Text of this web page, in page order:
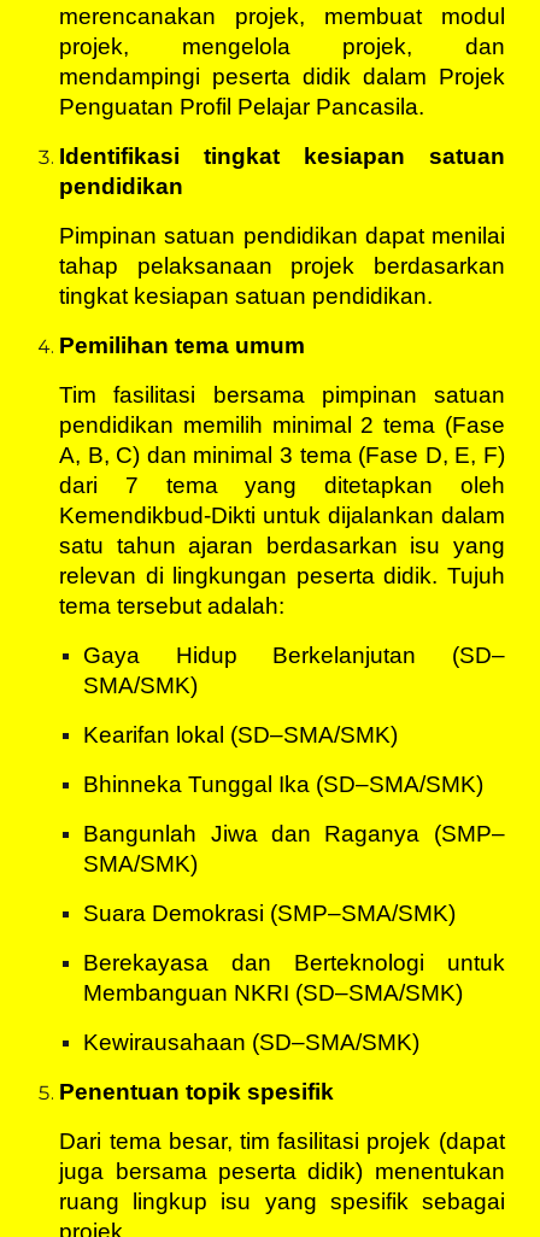
merencanakan projek, membuat modul
projek, mengelola projek, dan
mendampingi peserta didik dalam Projek
Penguatan Profil Pelajar Pancasila.
Identifikasi tingkat kesiapan satuan
pendidikan
Pimpinan satuan pendidikan dapat menilai
tahap pelaksanaan projek berdasarkan
tingkat kesiapan satuan pendidikan.
Pemilihan tema umum
Tim fasilitasi bersama pimpinan satuan
pendidikan memilih minimal 2 tema (Fase
A, B, C) dan minimal 3 tema (Fase D, E, F)
dari 7 tema yang ditetapkan oleh
Kemendikbud-Dikti untuk dijalankan dalam
satu tahun ajaran berdasarkan isu yang
relevan di lingkungan peserta didik. Tujuh
tema tersebut adalah:
Gaya Hidup Berkelanjutan (SD‒
SMA/SMK)
Kearifan lokal (SD‒SMA/SMK)
Bhinneka Tunggal Ika (SD‒SMA/SMK)
Bangunlah Jiwa dan Raganya (SMP‒
SMA/SMK)
Suara Demokrasi (SMP‒SMA/SMK)
Berekayasa dan Berteknologi untuk
Membanguan NKRI (SD‒SMA/SMK)
Kewirausahaan (SD‒SMA/SMK)
Penentuan topik spesifik
Dari tema besar, tim fasilitasi projek (dapat
juga bersama peserta didik) menentukan
ruang lingkup isu yang spesifik sebagai
projek.